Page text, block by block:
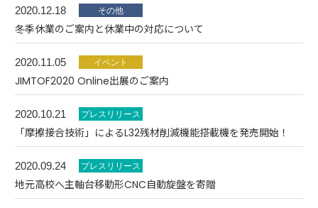
2020.12.18
冬季休業のご案内と休業中の対応について
2020.11.05
JIMTOF2020 Online出展のご案内
2020.10.21
「摩擦接合技術」によるL32残材削減機能搭載機を発売開始！
2020.09.24
地元高校へ主軸台移動形CNC自動旋盤を寄贈